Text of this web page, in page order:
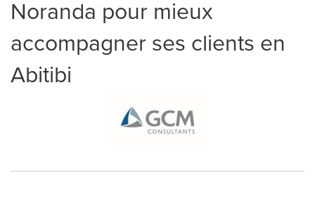
Noranda pour mieux
accompagner ses clients en
Abitibi